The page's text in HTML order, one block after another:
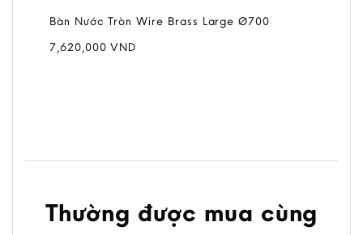
Bàn Nước Tròn Wire Brass Large Ø700
7,620,000VND
Thường được mua cùng